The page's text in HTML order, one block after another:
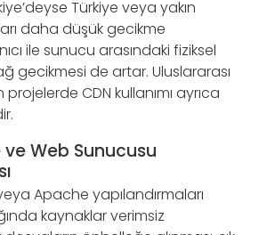
Türkiye veya yakın
daha düşük gecikme
ile sunucu arasındaki fiziksel
gecikmesi de artar. Uluslararası
CDN kullanımı ayrıca
Web Sunucusu
Apache yapılandırmaları
kaynaklar verimsiz